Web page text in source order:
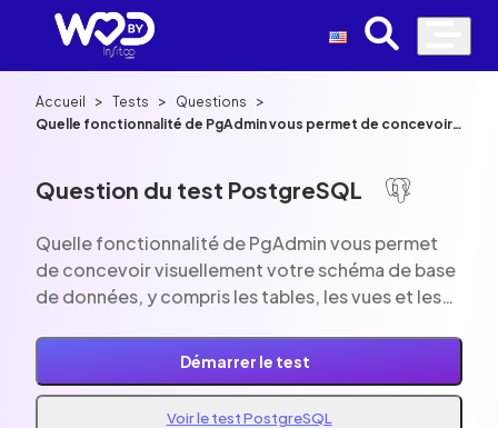
Accueil > Tests > Questions >
Quelle fonctionnalité de PgAdmin vous permet de concevoir
Question du test PostgreSQL
Quelle fonctionnalité de PgAdmin vous permet
de concevoir visuellement votre schéma de base
de données, y compris les tables, les vues et les
Démarrer le test
Voir le test PostgreSQL